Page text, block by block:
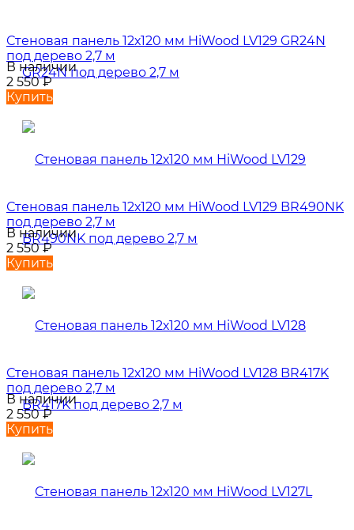
Стеновая панель 12х120 мм HiWood LV129 GR24N
под дерево 2,7 м
В наличии
2 550₽
Купить
Стеновая панель 12х120 мм HiWood LV129 BR490NK
под дерево 2,7 м
В наличии
2 550₽
Купить
Стеновая панель 12х120 мм HiWood LV128 BR417K
под дерево 2,7 м
В наличии
2 550₽
Купить